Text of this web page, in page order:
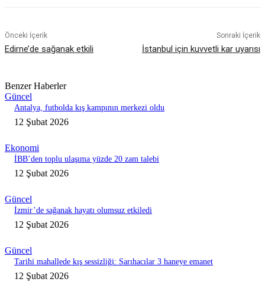
Önceki İçerik
Edirne’de sağanak etkili
Sonraki İçerik
İstanbul için kuvvetli kar uyarısı
Benzer Haberler
Güncel
Antalya, futbolda kış kampının merkezi oldu
12 Şubat 2026
Ekonomi
İBB’den toplu ulaşıma yüzde 20 zam talebi
12 Şubat 2026
Güncel
İzmir’de sağanak hayatı olumsuz etkiledi
12 Şubat 2026
Güncel
Tarihi mahallede kış sessizliği: Sarıhacılar 3 haneye emanet
12 Şubat 2026